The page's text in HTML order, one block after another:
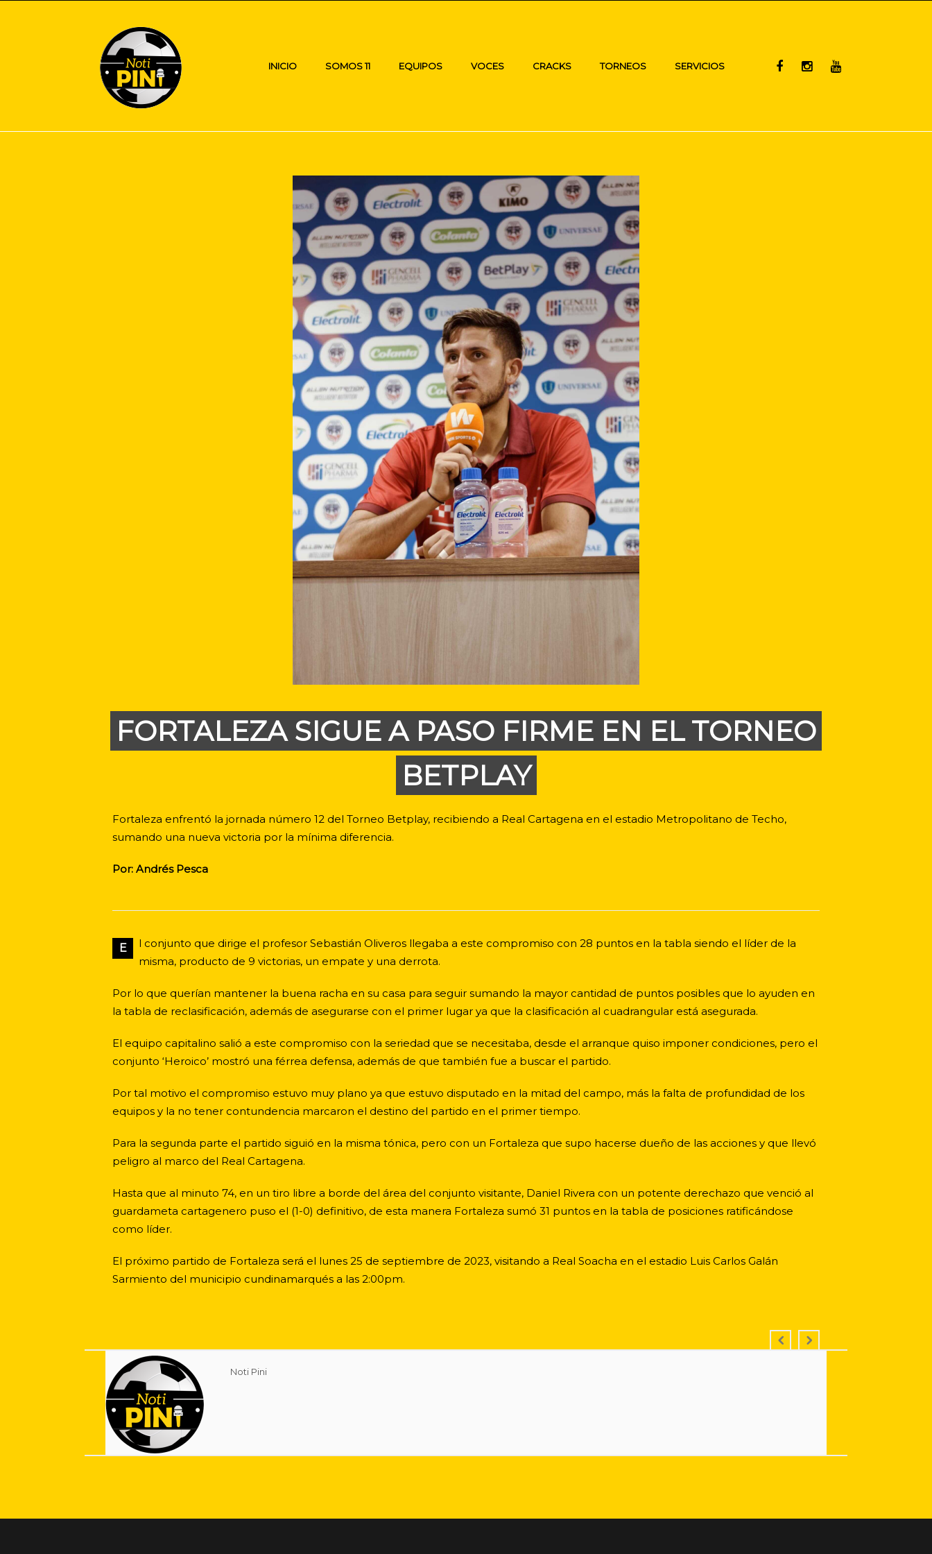
INICIO SOMOS 11 EQUIPOS VOCES CRACKS TORNEOS SERVICIOS
FORTALEZA SIGUE A PASO FIRME EN EL TORNEO
BETPLAY
Fortaleza enfrentó la jornada número 12 del Torneo Betplay, recibiendo a Real Cartagena en el estadio Metropolitano de Techo,
sumando una nueva victoria por la mínima diferencia.
Por: Andrés Pesca
E
l conjunto que dirige el profesor Sebastián Oliveros llegaba a este compromiso con 28 puntos en la tabla siendo el líder de la
misma, producto de 9 victorias, un empate y una derrota.
Por lo que querían mantener la buena racha en su casa para seguir sumando la mayor cantidad de puntos posibles que lo ayuden en
la tabla de reclasificación, además de asegurarse con el primer lugar ya que la clasificación al cuadrangular está asegurada.
El equipo capitalino salió a este compromiso con la seriedad que se necesitaba, desde el arranque quiso imponer condiciones, pero el
conjunto ‘Heroico’ mostró una férrea defensa, además de que también fue a buscar el partido.
Por tal motivo el compromiso estuvo muy plano ya que estuvo disputado en la mitad del campo, más la falta de profundidad de los
equipos y la no tener contundencia marcaron el destino del partido en el primer tiempo.
Para la segunda parte el partido siguió en la misma tónica, pero con un Fortaleza que supo hacerse dueño de las acciones y que llevó
peligro al marco del Real Cartagena.
Hasta que al minuto 74, en un tiro libre a borde del área del conjunto visitante, Daniel Rivera con un potente derechazo que venció al
guardameta cartagenero puso el (1-0) definitivo, de esta manera Fortaleza sumó 31 puntos en la tabla de posiciones ratificándose
como líder.
El próximo partido de Fortaleza será el lunes 25 de septiembre de 2023, visitando a Real Soacha en el estadio Luis Carlos Galán
Sarmiento del municipio cundinamarqués a las 2:00pm.
Noti Pini